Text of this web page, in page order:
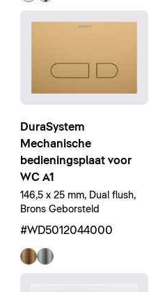
DuraSystem
Mechanische
bedieningsplaat voor
WC A1
146,5 x 25 mm, Dual flush,
Brons Geborsteld
#WD5012044000